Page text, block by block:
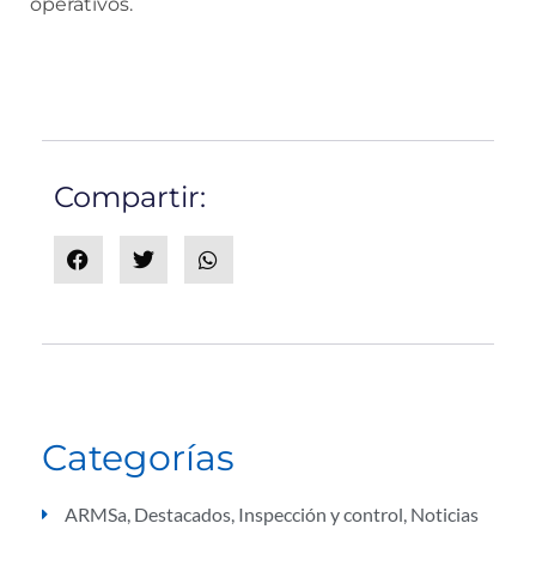
Compartir:
Categorías
ARMSa, Destacados, Inspección y control, Noticias